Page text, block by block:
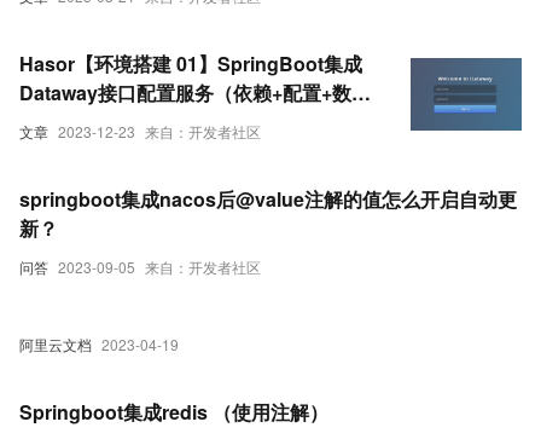
文章 2023-12-23 来自：开发者社区
Hasor【环境搭建 01】SpringBoot集成
Dataway接口配置服务（依赖+配置+数据
库数据源初始化+注解添加+demo验证测
问答 2023-09-05 来自：开发者社区
springboot集成nacos后@value注解的值怎么开启自动更
新？
阿里云文档 2023-04-19
Springboot集成redis （使用注解）